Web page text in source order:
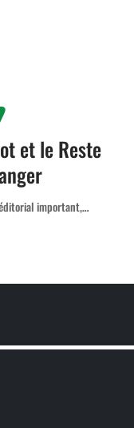
et le Reste
important,…